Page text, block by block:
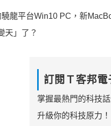
龍平台Win10 PC，新
天」了？
訂閱Ｔ客邦電
掌握最熱門的科技
升級你的科技原力！